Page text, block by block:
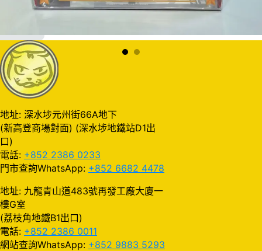
地址: 深水埗元州街66A地下
(新高登商場對面) (深水埗地鐵站D1出
口)
電話: +852 2386 0233
門市查詢WhatsApp: +852 6682 4478
地址: 九龍青山道483號再發工廠大廈一
樓G室
(荔枝角地鐵B1出口)
電話: +852 2386 0011
網站查詢WhatsApp: +852 9883 5293